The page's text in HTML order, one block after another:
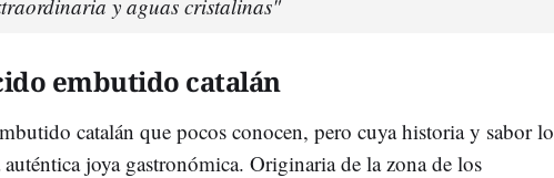
y aguas cristalinas"
embutido catalán
catalán que pocos conocen, pero cuya historia y sabor lo
joya gastronómica. Originaria de la zona de los